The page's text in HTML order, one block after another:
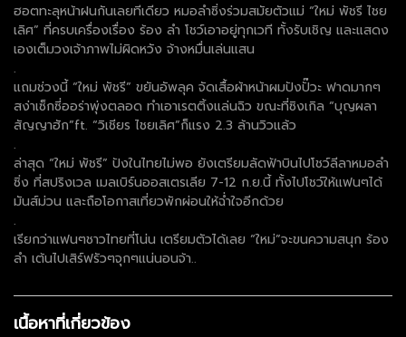
ฮอตทะลุหน้าฝนกันเลยทีเดียว หมอลำซิ่งร่วมสมัยตัวแม่ “ใหม่ พัชรี ไชย
เลิศ” ที่ครบเครื่องเรื่อง ร้อง ลำ โชว์เอาอยู่ทุกเวที ทั้งรับเชิญ และแสดง
เองเต็มวงเจ้าภาพไม่ผิดหวัง จ้างหมื่นเล่นแสน
.
แถมช่วงนี้ “ใหม่ พัชรี” ขยันอัพลุค จัดเสื้อผ้าหน้าผมปังปั๊วะ ฟาดมากๆ
สง่าเซ็กซี่ออร่าพุ่งตลอด ทำเอาเรตติ้งแล่นฉิว ขณะที่ซิงเกิล “บุญผลา
สัญญาฮัก”ft. “วิเชียร ไชยเลิศ”ก็แรง 2.3 ล้านวิวแล้ว
.
ล่าสุด “ใหม่ พัชรี” ปังในไทยไม่พอ ยังเตรียมลัดฟ้าบินไปโชว์ลีลาหมอลำ
ซิ่ง ที่สปริงเวล เมลเบิร์นออสเตรเลีย 7-12 ก.ย.นี้ ทั้งไปโชว์ให้แฟนๆได้
มันส์ม่วน และถือโอกาสเที่ยวพักผ่อนให้ฉ่ำใจอีกด้วย
.
เรียกว่าแฟนๆชาวไทยที่โน่น เตรียมตัวได้เลย “ใหม่”จะขนความสนุก ร้อง
ลำ เต้นไปเสิร์ฟรัวๆจุกๆแน่นอนจ้า..
เนื้อหาที่เกี่ยวข้อง